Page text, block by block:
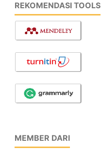
REKOMENDASI TOOLS
MEMBER DARI